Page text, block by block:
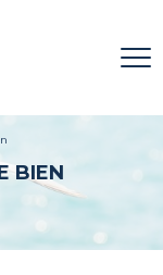
BIEN